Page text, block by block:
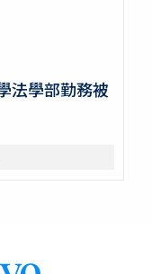
法學部勤務被